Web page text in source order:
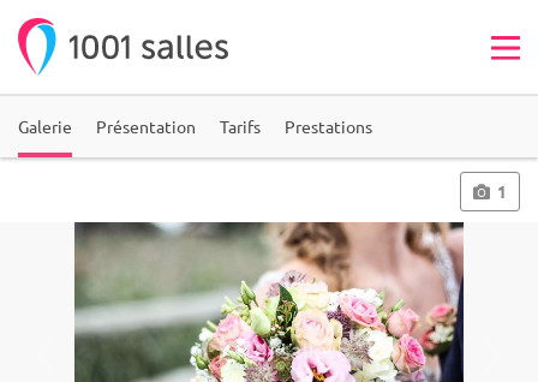
Galerie Présentation Tarifs Prestations
1